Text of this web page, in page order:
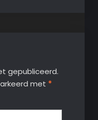
gepubliceerd.
met *